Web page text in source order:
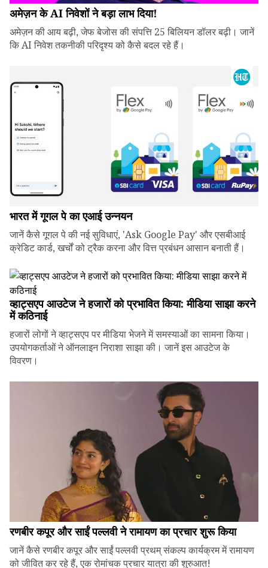
अमेज़न के AI निवेशों ने बड़ा लाभ दिया!
अमेज़न की आय बढ़ी, जेफ बेजोस की संपत्ति 25 बिलियन डॉलर बढ़ी। जानें
कि AI निवेश तकनीकी परिदृश्य को कैसे बदल रहे हैं।
भारत में गूगल पे का एआई उन्नयन
जानें कैसे गूगल पे की नई सुविधाएं, 'Ask Google Pay' और एसबीआई
क्रेडिट कार्ड, खर्चों को ट्रैक करना और वित्त प्रबंधन आसान बनाती हैं।
व्हाट्सएप आउटेज ने हजारों को प्रभावित किया: मीडिया साझा करने
में कठिनाई
हजारों लोगों ने व्हाट्सएप पर मीडिया भेजने में समस्याओं का सामना किया।
उपयोगकर्ताओं ने ऑनलाइन निराशा साझा की। जानें इस आउटेज के
विवरण।
रणबीर कपूर और साईं पल्लवी ने रामायण का प्रचार शुरू किया
जानें कैसे रणबीर कपूर और साईं पल्लवी प्रथम् संकल्प कार्यक्रम में रामायण
को जीवित कर रहे हैं, एक रोमांचक प्रचार यात्रा की शुरुआत!